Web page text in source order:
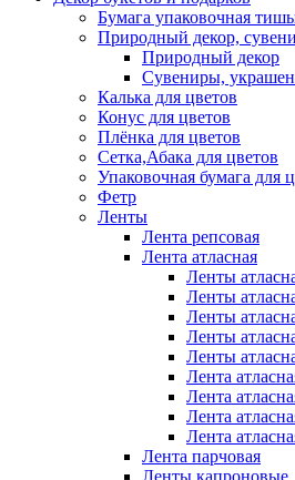
Бумага упаковочная
Природный декор,
Природный декор
Сувениры,
Калька для цветов
Конус для цветов
Плёнка для цветов
Сетка,Абака для цветов
Упаковочная бумага для
Фетр
Ленты
Лента репсовая
Лента атласная
Ленты
Ленты
Ленты
Ленты
Ленты
Лента
Лента
Лента
Лента
Лента парчовая
Ленты капроновые